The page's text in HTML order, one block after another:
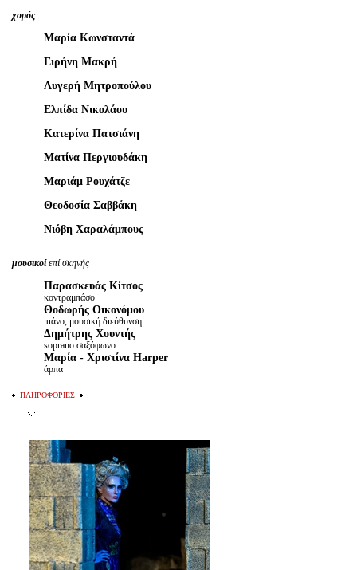
χορός
Μαρία Κωνσταντά
Ειρήνη Μακρή
Λυγερή Μητροπούλου
Ελπίδα Νικολάου
Κατερίνα Πατσιάνη
Ματίνα Περγιουδάκη
Μαριάμ Ρουχάτζε
Θεοδοσία Σαββάκη
Νιόβη Χαραλάμπους
μουσικοίεπί σκηνής
Παρασκευάς Κίτσος
κοντραμπάσο
Θοδωρής Οικονόμου
πιάνο, μουσική διεύθυνση
Δημήτρης Χουντής
soprano σαξόφωνο
Μαρία - Χριστίνα Harper
άρπα
ΠΛΗΡΟΦΟΡΙΕΣ